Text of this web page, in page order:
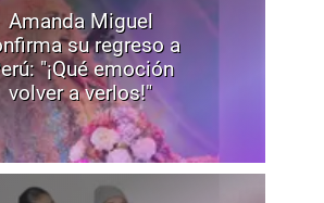
Amanda Miguel
su regreso a
"¡Qué emoción
volver a verlos!"